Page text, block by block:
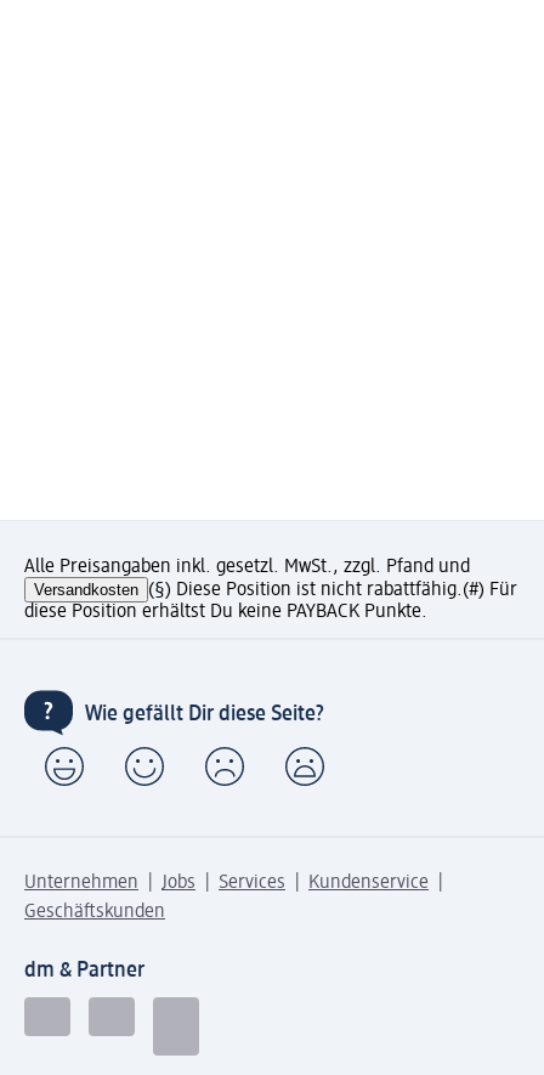
Alle Preisangaben inkl. gesetzl. MwSt., zzgl. Pfand und
Versandkosten (§) Diese Position ist nicht rabattfähig.(#) Für
diese Position erhältst Du keine PAYBACK Punkte.
Wie gefällt Dir diese Seite?
Unternehmen Jobs Services
Kundenservice
Geschäftskunden
dm & Partner